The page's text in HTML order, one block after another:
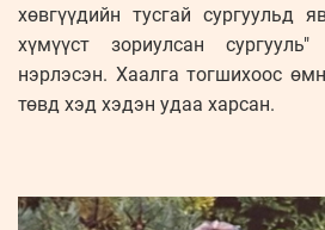
хөвгүүдийн тусгай сургуульд
хүмүүст зориулсан
нэрлэсэн. Хаалга тогшихоос
төвд хэд хэдэн удаа харсан.